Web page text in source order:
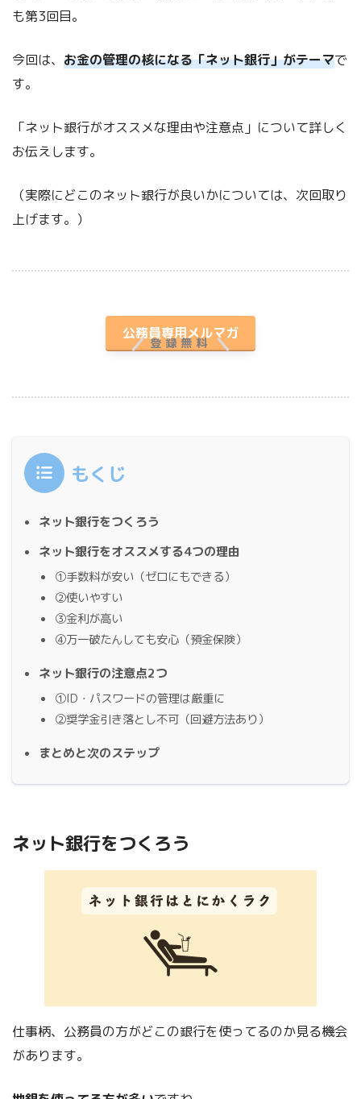
も第3回目。
今回は、 お金の管理の核になる「ネット銀行」がテーマで
す。
「ネット銀行がオススメな理由や注意点」について詳しく
お伝えします。
（実際にどこのネット銀行が良いかについては、次回取り
上げます。）
プレゼント付き
公務員専用メルマガ
登録無料
もくじ
ネット銀行をつくろう
ネット銀行をオススメする4つの理由
①手数料が安い（ゼロにもできる）
②使いやすい
③金利が高い
④万一破たんしても安心（預金保険）
ネット銀行の注意点2つ
①ID・パスワードの管理は厳重に
②奨学金引き落とし不可（回避方法あり）
まとめと次のステップ
ネット銀行をつくろう
仕事柄、公務員の方がどこの銀行を使ってるのか見る機会
があります。